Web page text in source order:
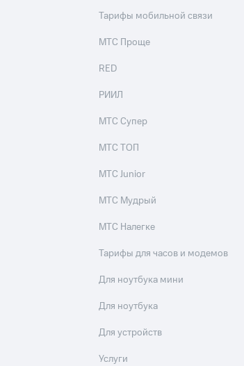
Тарифы мобильной связи
МТС Проще
RED
РИИЛ
МТС Супер
МТС ТОП
МТС Junior
МТС Мудрый
МТС Налегке
Тарифы для часов и модемов
Для ноутбука мини
Для ноутбука
Для устройств
Услуги